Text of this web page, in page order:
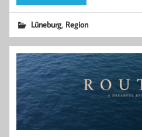
Lüneburg, Region